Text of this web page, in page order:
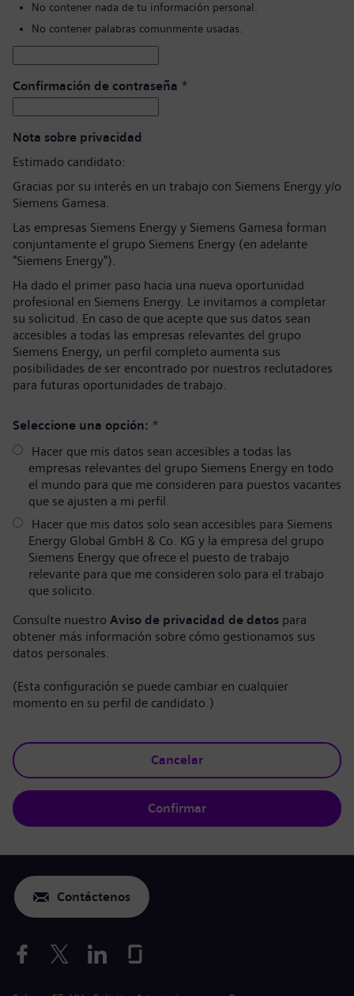
No contener nada de tu información personal.
No contener palabras comunmente usadas.
Confirmación de contraseña *
Nota sobre privacidad
Estimado candidato:
Gracias por su interés en un trabajo con Siemens Energy y/o
Siemens Gamesa.
Las empresas Siemens Energy y Siemens Gamesa forman
conjuntamente el grupo Siemens Energy (en adelante
"Siemens Energy").
Ha dado el primer paso hacia una nueva oportunidad
profesional en Siemens Energy. Le invitamos a completar
su solicitud. En caso de que acepte que sus datos sean
accesibles a todas las empresas relevantes del grupo
Siemens Energy, un perfil completo aumenta sus
posibilidades de ser encontrado por nuestros reclutadores
para futuras oportunidades de trabajo.
Seleccione una opción: *
Hacer que mis datos sean accesibles a todas las
empresas relevantes del grupo Siemens Energy en todo
el mundo para que me consideren para puestos vacantes
que se ajusten a mi perfil.
Hacer que mis datos solo sean accesibles para Siemens
Energy Global GmbH & Co. KG y la empresa del grupo
Siemens Energy que ofrece el puesto de trabajo
relevante para que me consideren solo para el trabajo
que solicito.
Consulte nuestro Aviso de privacidad de datos para
obtener más información sobre cómo gestionamos sus
datos personales.
(Esta configuración se puede cambiar en cualquier
momento en su perfil de candidato.)
Cancelar
Confirmar
Contáctenos